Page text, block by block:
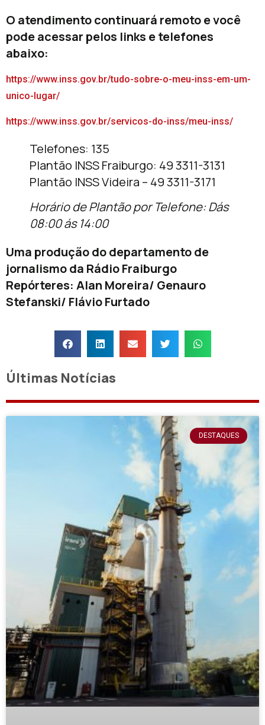
O atendimento continuará remoto e você
pode acessar pelos links e telefones
abaixo:
https://www.inss.gov.br/tudo-sobre-o-meu-inss-em-um-
unico-lugar/
https://www.inss.gov.br/servicos-do-inss/meu-inss/
Telefones: 135
Plantão INSS Fraiburgo: 49 3311-3131
Plantão INSS Videira – 49 3311-3171
Horário de Plantão por Telefone: Dás
08:00 ás 14:00
Uma produção do departamento de
jornalismo da Rádio Fraiburgo
Repórteres: Alan Moreira/ Genauro
Stefanski/ Flávio Furtado
Últimas Notícias
DESTAQUES